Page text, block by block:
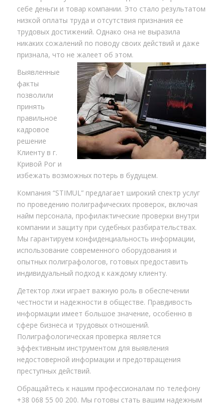
себе деньги и товар компании. Это стало результатом
низкой оплаты труда и отсутствия признания ее
трудовых достижений. Однако она не выразила
никаких сожалений по поводу своих действий и даже
признала, что не жалеет об этом.
Выявленные
факты
позволили
принять
правильное
кадровое
решение
Клиенту в г.
Кривой Рог и
избежать возможных потерь в будущем.
Компания “STIMUL” предлагает широкий спектр услуг
по проведению полиграфических проверок, включая
найм персонала, профилактические проверки внутри
компании и защиту при судебных разбирательствах.
Мы гарантируем конфиденциальность информации,
использование современного оборудования и
опытных полиграфологов, готовых предоставить
индивидуальный подход к каждому клиенту.
Детектор лжи играет важную роль в обеспечении
честности и надежности в обществе. Правдивость
информации имеет большое значение, особенно в
сфере бизнеса и трудовых отношений.
Полиграфологическая проверка является
эффективным инструментом для выявления
недостоверной информации и предотвращения
преступных действий.
Обращайтесь к нашим профессионалам по телефону
+38 068 55 00 200. Мы готовы стать вашим надежным